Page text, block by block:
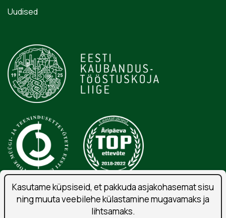
Uudised
Isikuandmete töötlemise tingimused
Kasutame küpsiseid, et pakkuda asjakohasemat sisu
ning muuta veebilehe külastamine mugavamaks ja
lihtsamaks.